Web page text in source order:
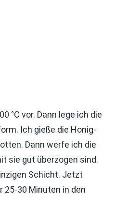
°C vor. Dann lege ich die
Ich gieße die Honig-
Dann werfe ich die
sie gut überzogen sind.
Schicht. Jetzt
25-30 Minuten in den